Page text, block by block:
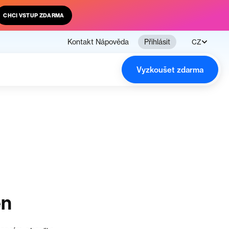
CHCI VSTUP ZDARMA
Kontakt Nápověda Přihlásit CZ
Vyzkoušet zdarma